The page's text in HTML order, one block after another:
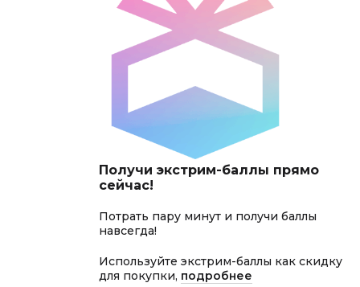
Получи экстрим-баллы прямо
сейчас!
Потрать пару минут и получи баллы
навсегда!
Используйте экстрим-баллы как скидку
для покупки, подробнее